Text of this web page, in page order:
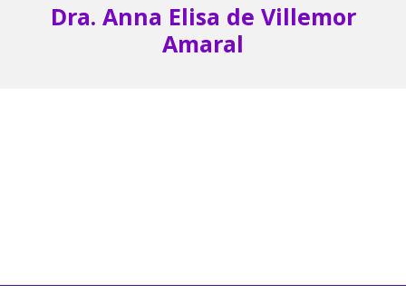
Dra. Anna Elisa de Villemor
Amaral